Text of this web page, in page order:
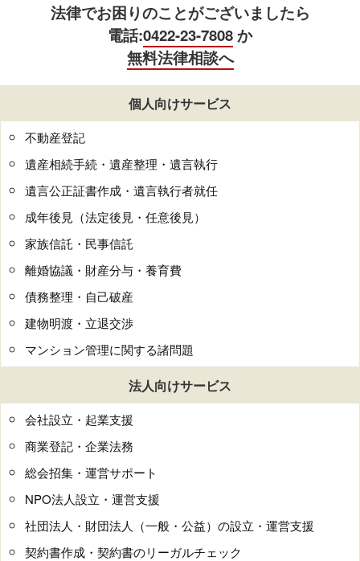
法律でお困りのことがございましたら
電話:0422-23-7808か
無料法律相談へ
個人向けサービス
不動産登記
遺産相続手続・遺産整理・遺言執行
遺言公正証書作成・遺言執行者就任
成年後見（法定後見・任意後見）
家族信託・民事信託
離婚協議・財産分与・養育費
債務整理・自己破産
建物明渡・立退交渉
マンション管理に関する諸問題
法人向けサービス
会社設立・起業支援
商業登記・企業法務
総会招集・運営サポート
NPO法人設立・運営支援
社団法人・財団法人（一般・公益）の設立・運営支援
契約書作成・契約書のリーガルチェック